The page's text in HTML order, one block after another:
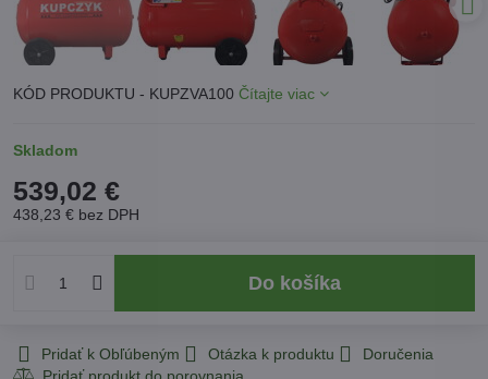
KÓD PRODUKTU - KUPZVA100 Čítajte viac
Skladom
539,02 €
438,23 € bez DPH
Do košíka
Pridať k Obľúbeným Otázka k produktu Doručenia